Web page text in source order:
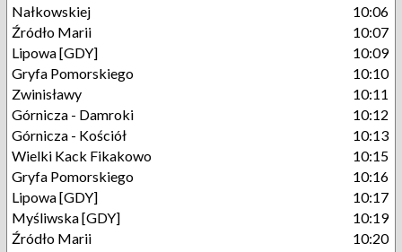
Nałkowskiej
10:06
Źródło Marii
10:07
Lipowa [GDY]
10:09
Gryfa Pomorskiego
10:10
Zwinisławy
10:11
Górnicza - Damroki
10:12
Górnicza - Kościół
10:13
Wielki Kack Fikakowo
10:15
Gryfa Pomorskiego
10:16
Lipowa [GDY]
10:17
Myśliwska [GDY]
10:19
Źródło Marii
10:20